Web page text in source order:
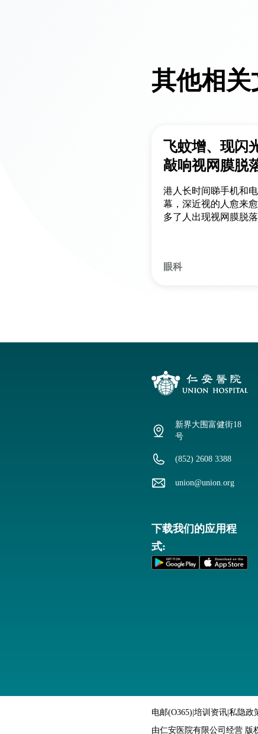
其他相关
飞蚊增、现闪
敲响视网膜脱
号
港人长时间睇手机和
幕，深近视的人愈来
多了人出现视网膜脱
影像。
眼科
新界大围富健街18
号
(852) 2608 3388
union@union.org
下载我们的应用程
式:
电邮(O365) 培训资讯 私隐政
由仁安医院有限公司经营 版